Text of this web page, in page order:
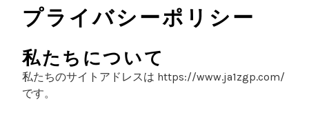
プライバシーポリシー
私たちについて
私たちのサイトアドレスは https://www.ja1zgp.com/
です。